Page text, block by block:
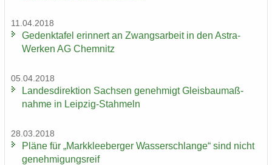
11.04.2018
Ge­denk­ta­fel er­in­nert an Zwangs­ar­beit in den Astra-​
Werken AG Chem­nitz
05.04.2018
Lan­des­di­rek­ti­on Sach­sen ge­neh­migt Gleis­bau­maß­
nah­me in Leipzig-​Stahmeln
28.03.2018
Pläne für „Mark­klee­ber­ger Was­ser­schlan­ge“ sind nicht
ge­neh­mi­gungs­reif